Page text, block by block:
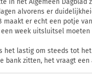
in het Algemeen
alvorens er
maakt er echt een potje
week uitsluitsel moeten
het lastig om steeds tot
bank zitten, het vraagt